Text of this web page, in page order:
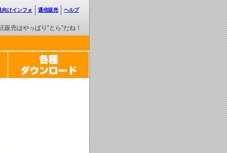
販売はやっぱり”とら”だね！
向けインフォ 通信販売 ヘルプ